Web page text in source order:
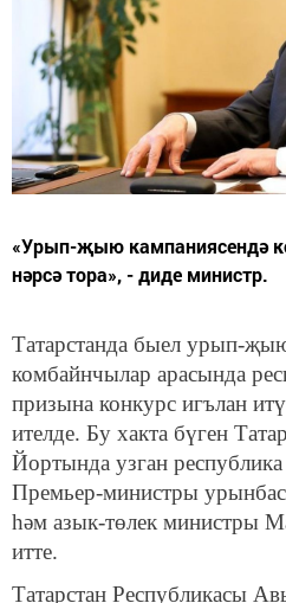
«Урып-җыю кампаниясендә
нәрсә тора», - диде министр.
Татарстанда быел урып-
комбайнчылар арасында
призына конкурс игълан
ителде. Бу хакта бүген
Йортында узган
Премьер-министры
һәм азык-төлек министры
итте.
Татарстан Республикасы